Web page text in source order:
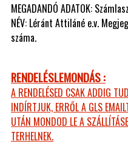
MEGADANDÓ ADATOK:
NÉV: Léránt Attiláné e.v.
száma.
RENDELÉSLEMONDÁS :
A RENDELÉSED CSAK ADDIG
INDÍRTJUK, ERRŐL A GLS
UTÁN MONDOD LE A
TERHELNEK.